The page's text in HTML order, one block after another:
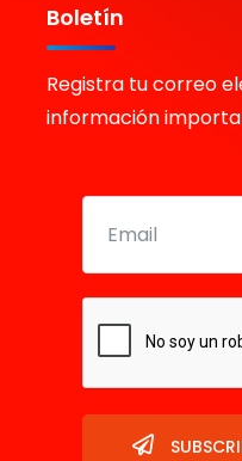
Boletín
Registra tu correo
información